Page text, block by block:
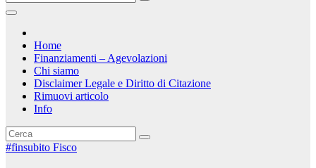
Home
Finanziamenti – Agevolazioni
Chi siamo
Disclaimer Legale e Diritto di Citazione
Rimuovi articolo
Info
#finsubito Fisco